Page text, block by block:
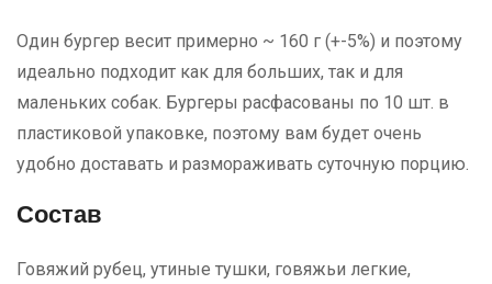
Один бургер весит примерно ~ 160 г (+-5%) и поэтому
идеально подходит как для больших, так и для
маленьких собак. Бургеры расфасованы по 10 шт. в
пластиковой упаковке, поэтому вам будет очень
удобно доставать и размораживать суточную порцию.
Состав
Говяжий рубец, утиные тушки, говяжьи легкие,